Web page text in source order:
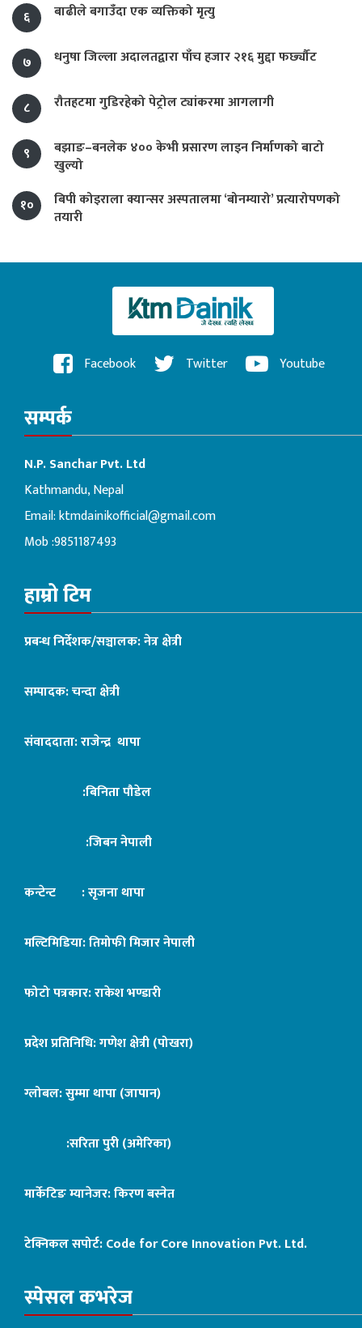
६
बाढीले बगाउँदा एक व्यक्तिको मृत्यु
७ धनुषा जिल्ला अदालतद्वारा पाँच हजार २१६ मुद्दा फर्छ्यौट
८ रौतहटमा गुडिरहेको पेट्रोल ट्यांकरमा आगलागी
९
बझाङ–बनलेक ४०० केभी प्रसारण लाइन निर्माणको बाटो
खुल्यो
१०
बिपी कोइराला क्यान्सर अस्पतालमा ‘बोनम्यारो’ प्रत्यारोपणको
तयारी
Facebook Twitter Youtube
सम्पर्क
N.P. Sanchar Pvt. Ltd
Kathmandu, Nepal
Email:ktmdainikofficial@gmail.com
Mob :9851187493
हाम्रो टिम
प्रबन्ध निर्देशक/सञ्चालक: नेत्र क्षेत्री
सम्पादक: चन्दा क्षेत्री
संवाददाता: राजेन्द्र थापा
:बिनिता पौडेल
:जिबन नेपाली
कन्टेन्ट : सृजना थापा
मल्टिमिडिया: तिमोफी मिजार नेपाली
फोटो पत्रकार: राकेश भण्डारी
प्रदेश प्रतिनिधि: गणेश क्षेत्री (पोखरा)
ग्लोबल: सुम्मा थापा (जापान)
:सरिता पुरी (अमेरिका)
मार्केटिङ म्यानेजर: किरण बस्नेत
टेक्निकल सपोर्ट:Code for Core Innovation Pvt. Ltd.
स्पेसल कभरेज